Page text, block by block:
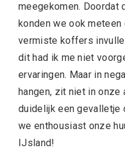
meegekomen. Doordat
konden we ook
vermiste koffers
dit had ik me niet
ervaringen. Maar in
hangen, zit niet in
duidelijk een gevalletje
we enthousiast onze
IJsland!